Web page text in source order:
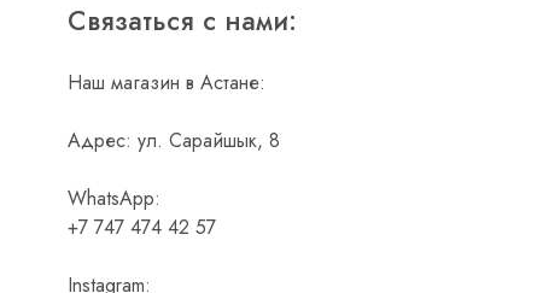
Связаться с нами:
Наш магазин в Астане:
Адрес: ул. Сарайшык, 8
WhatsApp:
+7 747 474 42 57
Instagram: